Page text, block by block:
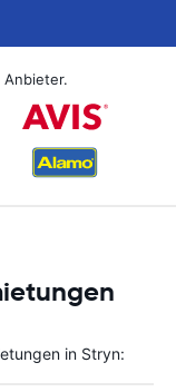
in Stryn: